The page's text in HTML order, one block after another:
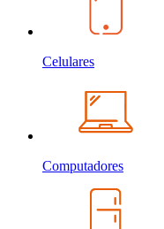
Celulares
Computadores